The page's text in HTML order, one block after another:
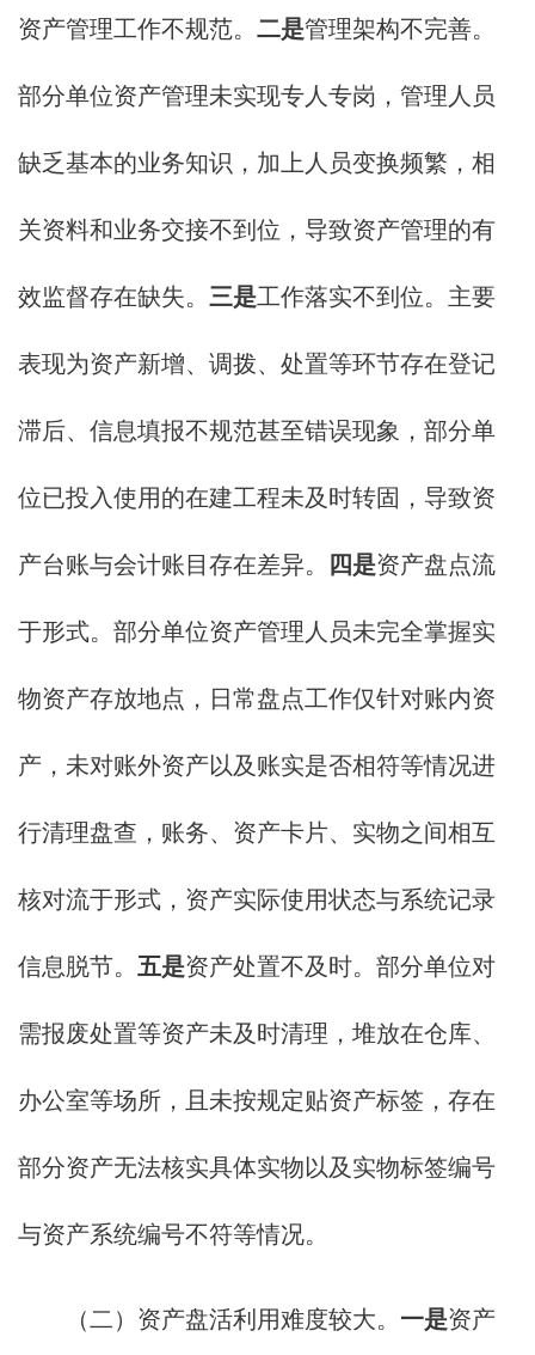
资产管理工作不规范。 二是管理架构不完善。
部分单位资产管理未实现专人专岗，管理人员
缺乏基本的业务知识，加上人员变换频繁，相
关资料和业务交接不到位，导致资产管理的有
效监督存在缺失。 三是工作落实不到位。主要
表现为资产新增、调拨、处置等环节存在登记
滞后、信息填报不规范甚至错误现象，部分单
位已投入使用的在建工程未及时转固，导致资
产台账与会计账目存在差异。 四是资产盘点流
于形式。部分单位资产管理人员未完全掌握实
物资产存放地点，日常盘点工作仅针对账内资
产，未对账外资产以及账实是否相符等情况进
行清理盘查，账务、资产卡片、实物之间相互
核对流于形式，资产实际使用状态与系统记录
信息脱节。 五是资产处置不及时。部分单位对
需报废处置等资产未及时清理，堆放在仓库、
办公室等场所，且未按规定贴资产标签，存在
部分资产无法核实具体实物以及实物标签编号
与资产系统编号不符等情况。
（二）资产盘活利用难度较大。 一是资产